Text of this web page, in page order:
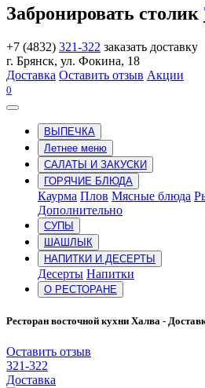
Забронировать столик
+7 (4832) 321-322 заказать доставку
г. Брянск, ул. Фокина, 18
Доставка Оставить отзыв Акции
0
ВЫПЕЧКА
Летнее меню
САЛАТЫ И ЗАКУСКИ
ГОРЯЧИЕ БЛЮДА
Каурма Плов Мясные блюда
Дополнительно
СУПЫ
ШАШЛЫК
НАПИТКИ И ДЕСЕРТЫ
Десерты Напитки
О РЕСТОРАНЕ
Ресторан восточной кухни Халва -
Оставить отзыв
321-322
Доставка